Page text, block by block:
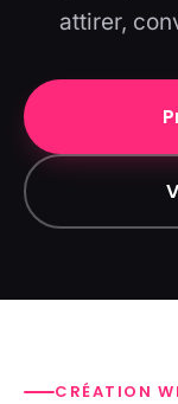
attirer,
CRÉATION